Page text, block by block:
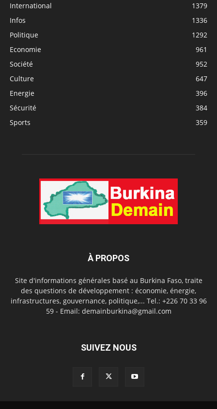
International
1379
Infos
1336
Politique
1292
Economie
961
Société
952
Culture
647
Energie
396
Sécurité
384
Sports
359
À PROPOS
Site d'informations générales basé au Burkina Faso, traite
des questions de développement : économie, énergie,
infrastructures, gouvernance, politique,... Tel.: +226 70 33 96
59 - Email: demainburkina@gmail.com
SUIVEZ NOUS